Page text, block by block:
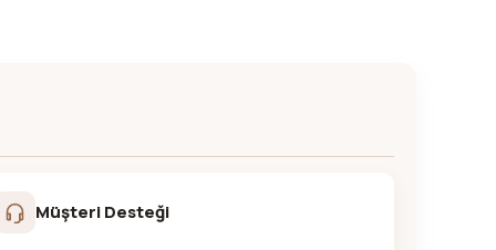
Müşteri Desteği